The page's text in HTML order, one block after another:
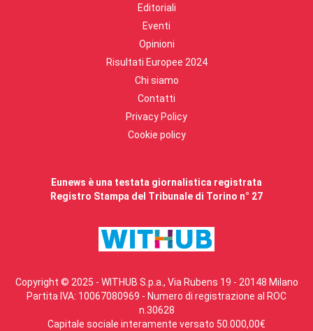
Editoriali
Eventi
Opinioni
Risultati Europee 2024
Chi siamo
Contatti
Privacy Policy
Cookie policy
Eunews è una testata giornalistica registrata
Registro Stampa del Tribunale di Torino n° 27
Copyright © 2025 - WITHUB S.p.a., Via Rubens 19 - 20148 Milano
Partita IVA: 10067080969 - Numero di registrazione al ROC
n.30628
Capitale sociale interamente versato 50.000,00€